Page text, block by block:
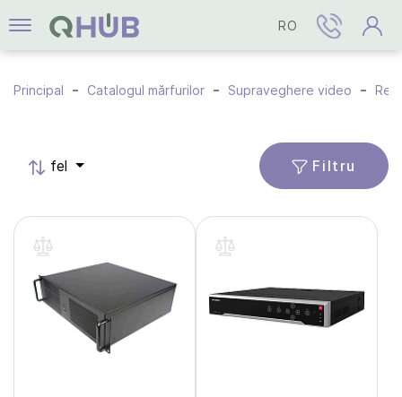
RO
Principal Catalogul mărfurilor Supraveghere video
fel Filtru